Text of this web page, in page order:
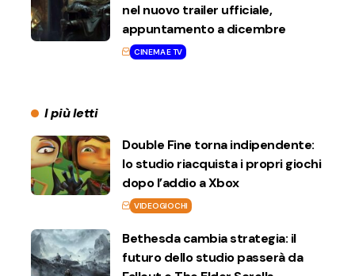
nel nuovo trailer ufficiale,
appuntamento a dicembre
CINEMA E TV
I più letti
Double Fine torna indipendente:
lo studio riacquista i propri giochi
dopo l’addio a Xbox
VIDEOGIOCHI
Bethesda cambia strategia: il
futuro dello studio passerà da